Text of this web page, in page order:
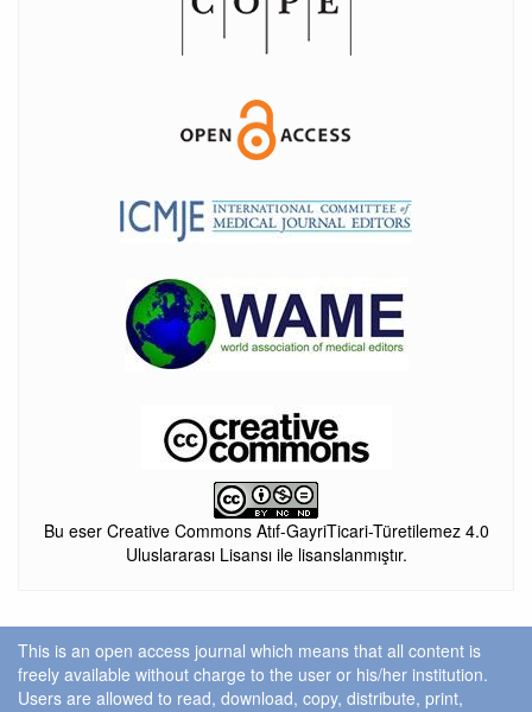
Bu eser Creative Commons Atıf-GayriTicari-Türetilemez 4.0
Uluslararası Lisansı ile lisanslanmıştır.
This is an open access journal which means that all content is
freely available without charge to the user or his/her institution.
Users are allowed to read, download, copy, distribute, print,